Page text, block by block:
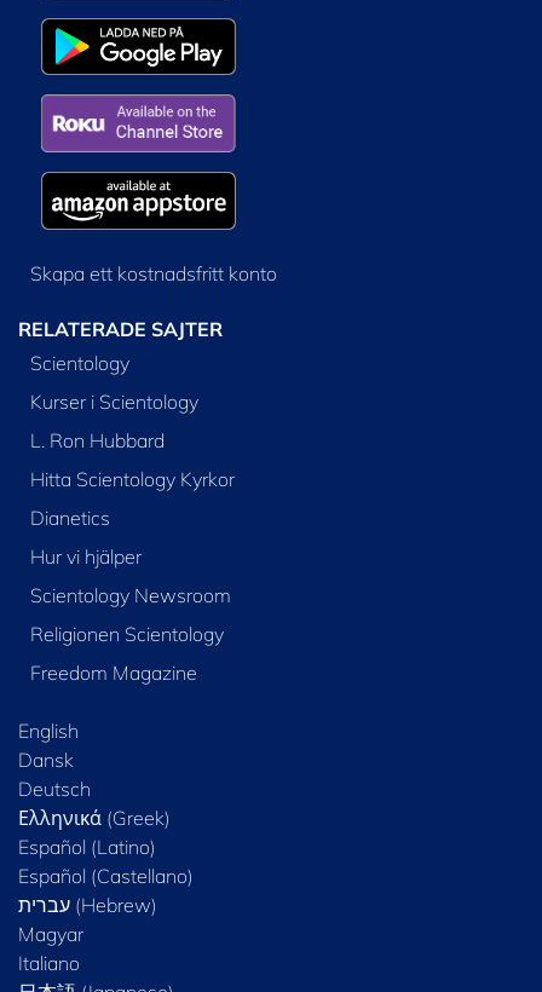
Skapa ett kostnadsfritt konto
RELATERADE SAJTER
Scientology
Kurser i Scientology
L. Ron Hubbard
Hitta Scientology Kyrkor
Dianetics
Hur vi hjälper
Scientology Newsroom
Religionen Scientology
Freedom Magazine
English
Dansk
Deutsch
Ελληνικά (Greek)
Español (Latino)
Español (Castellano)
Magyar
Italiano